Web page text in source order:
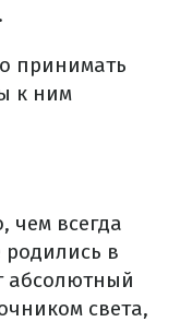
принимать
к ним
чем всегда
в
абсолютный
света,